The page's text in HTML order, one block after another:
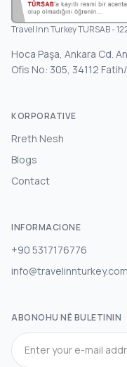
Travel Inn Turkey TURSAB -
Hoca Paşa, Ankara Cd.
Ofis No: 305, 34112
KORPORATIVE
Rreth Nesh
Blogs
Contact
INFORMACIONE
+90 5317176776
info@travelinnturkey.com
ABONOHU NË BULETININ